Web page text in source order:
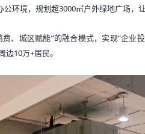
公环境，规划超3000㎡户外绿地广场，
、城区赋能”的融合模式，实现“企业
10万+居民。